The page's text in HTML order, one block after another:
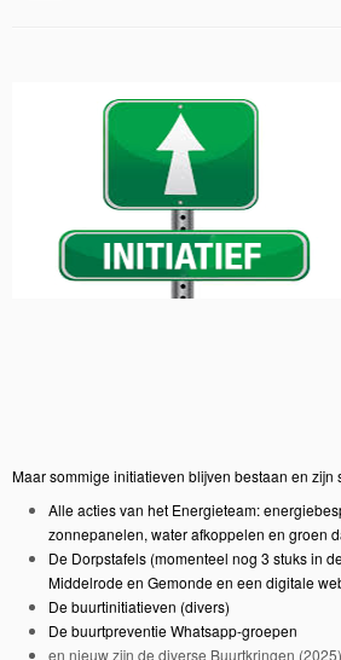
Maar sommige initiatieven blijven bestaan en zijn
Alle acties van het Energieteam:
zonnepanelen, water afkoppelen en groen
De Dorpstafels (momenteel nog 3 stuks in
Middelrode en Gemonde en een digitale
De buurtinitiatieven (divers)
De buurtpreventie Whatsapp-groepen
en nieuw zijn de diverse Buurtkringen (2025)